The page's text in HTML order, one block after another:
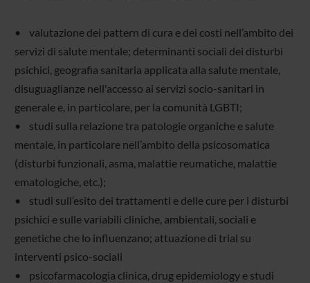
• valutazione dei pattern di cura e dei costi nell’ambito dei
servizi di salute mentale; determinanti sociali dei disturbi
psichici, geografia sanitaria applicata alla salute mentale,
disuguaglianze nell'accesso ai servizi socio-sanitari in
generale e, in particolare, per la comunità LGBTI;
• studi sulla relazione tra patologie organiche e salute
mentale, in particolare nell’ambito della psicosomatica
(disturbi funzionali, asma, malattie reumatiche, malattie
ematologiche, etc.);
• studi sull’esito dei trattamenti e delle cure per i disturbi
psichici e sulle variabili cliniche, ambientali, sociali e
genetiche che lo influenzano; attuazione di trial su
interventi psico-sociali
• psicofarmacologia clinica, drug epidemiology e studi